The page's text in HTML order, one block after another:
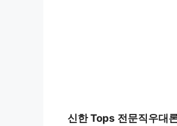
신한 Tops 전문직우대